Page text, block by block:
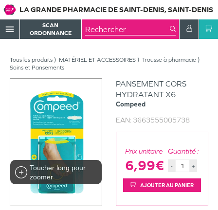
LA GRANDE PHARMACIE DE SAINT-DENIS, SAINT-DENIS
menu
SCAN
ORDONNANCE
Tous les produits MATÉRIEL ET ACCESSOIRES
Trousse à pharmacie
Soins et Pansements
Toucher long pour
zoomer
PANSEMENT CORS
HYDRATANT X6
Compeed
EAN: 3663555005738
Prix unitaire
6,99€
Quantité :
- +
AJOUTER AU PANIER